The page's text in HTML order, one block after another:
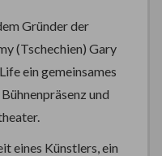
Gründer der
(Tschechien) Gary
ein gemeinsames
und
eines Künstlers, ein